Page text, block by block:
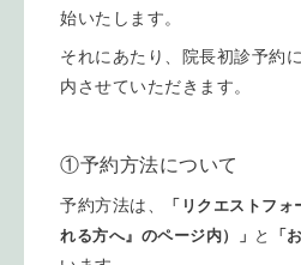
始いたします。
それにあたり、院長初診予約
内させていただきます。
①予約方法について
予約方法は、
「リクエストフ
れる方へ』のページ内）」 と 「